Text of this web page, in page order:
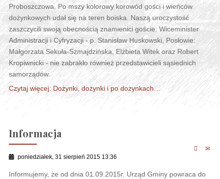
Proboszczowa. Po mszy kolorowy korowód gości i wieńców
dożynkowych udał się na teren boiska. Naszą uroczystość
zaszczycili swoją obecnością znamienici goście: Wiceminister
Administracji i Cyfryzacji - p. Stanisław Huskowski, Posłowie:
Małgorzata Sekuła-Szmajdzińska, Elżbieta Witek oraz Robert
Kropiwnicki - nie zabrakło również przedstawicieli sąsiednich
samorządów.
Czytaj więcej: Dożynki, dożynki i po dożynkach…
Informacja
poniedziałek, 31 sierpień 2015 13:36
Informujemy, że od dnia 01.09.2015r. Urząd Gminy powraca do